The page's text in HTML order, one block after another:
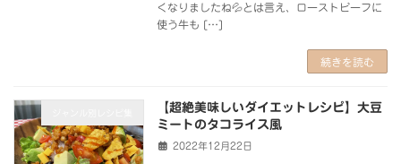
くなりましたね💦とは言え、ローストビーフに
使う牛も […]
続きを読む
【超絶美味しいダイエットレシピ】大豆
ミートのタコライス風
2022年12月22日